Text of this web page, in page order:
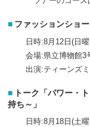
ファッションショ
日時:8月12日(日
会場:県立博物館3
出演:ティーンズ
トーク「パワー・
持ち～」
日時:8月18日(土